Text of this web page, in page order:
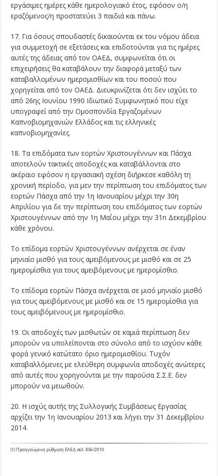
εργάσιμες ημέρες κάθε ημερολογιακό έτος, εφόσον ο/η
εραζόμενος/η προστατεύει 3 παιδιά και πάνω.
17. Για όσους σπουδαστές δικαιούνται εκ του νόμου άδεια
για συμμετοχή σε εξετάσεις και επιδοτούνται για τις ημέρες
αυτές της άδειας από τον ΟΑΕΔ, συμφωνείται ότι οι
επιχειρήσεις θα καταβάλουν την διαφορά μεταξύ των
καταβαλλομένων ημερομισθίων και του ποσού που
χορηγείται από τον ΟΑΕΔ. Διευκρινίζεται ότι δεν ισχύει το
από 26ης Ιουνίου 1990 Ιδιωτικό Συμφωνητικό που είχε
υπογραφεί από την Ομοσπονδία Εργαζομένων
Καπνοβιομηχανιών Ελλάδος και τις ελληνικές
καπνοβιομηχανίες.
18. Τα επιδόματα των εορτών Χριστουγέννων και Πάσχα
αποτελούν τακτικές αποδοχές και καταβάλλονται στο
ακέραιο εφόσον η εργασιακή σχέση διήρκεσε καθόλη τη
χρονική περίοδο, για μεν την περίπτωση του επιδόματος των
εορτών Πάσχα από την 1η Ιανουαρίου μέχρι την 30η
Απριλίου για δε την περίπτωση του επιδόματος των εορτών
Χριστουγέννων από την 1η Μαΐου μέχρι την 31n Δεκεμβρίου
κάθε χρόνου.
Το επίδομα εορτών Χριστουγέννων ανέρχεται σε έναν
μηνιαίο μισθό για τους αμειβόμενους με μισθό και σε 25
ημερομίσθια για τους αμειβόμενους με ημερομίσθιο.
Το επίδομα εορτών Πάσχα ανέρχεται σε μισό μηνιαίο μισθό
για τους αμειβόμενους με μισθό και σε 15 ημερομίσθια για
τους αμειβόμενους με ημερομίσθιο.
19. Οι αποδοχές των μισθωτών σε καμιά περίπτωση δεν
μπορούν να υπολείπονται στο σύνολο από το ισχύον κάθε
φορά γενικό κατώτατο όριο ημερομισθίου. Τυχόν
καταβαλλόμενες με ελεύθερη συμφωνία αποδοχές ανώτερες
από αυτές που χορηγούνται με την παρούσα Σ.Σ.Ε. δεν
μπορούν να μειωθούν.
20. Η ισχύς αυτής της Συλλογικής Συμβάσεως Εργασίας
αρχίζει την 1η Ιανουαρίου 2013 και λήγει την 31 Δεκεμβρίου
2014.
(1) Προηγούμενη ρύθμιση ΕΑΕΔ σελ. 856/2010.